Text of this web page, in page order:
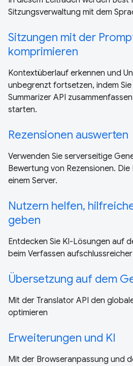
Sitzungsverwaltung mit dem
Sitzungen mit der
komprimieren
Kontextüberlauf erkennen und
unbegrenzt fortsetzen, indem
Summarizer API
starten.
Rezensionen auswerten
Verwenden Sie serverseitige
Bewertung von Rezensionen.
einem Server.
Nutzern helfen,
geben
Entdecken Sie KI-Lösungen auf
beim Verfassen
Übersetzung auf dem
Mit der Translator API den
optimieren
Erweiterungen und KI
Mit der Browseranpassung und